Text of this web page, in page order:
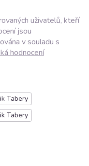
uživatelů, kteří
jsou
v souladu s
hodnocení
Tabery
Tabery